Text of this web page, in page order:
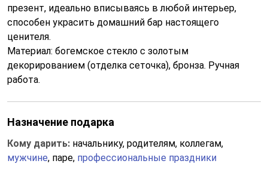
презент, идеально вписываясь в любой интерьер,
способен украсить домашний бар настоящего
ценителя.
Материал: богемское стекло с золотым
декорированием (отделка сеточка), бронза. Ручная
работа.
Назначение подарка
Кому дарить: начальнику, родителям, коллегам,
мужчине, паре, профессиональные праздники